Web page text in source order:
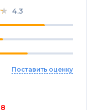
4.3
Поставить оценку
8